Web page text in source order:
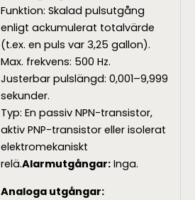
Funktion: Skalad pulsutgång
enligt ackumulerat totalvärde
(t.ex. en puls var 3,25 gallon).
Max. frekvens: 500 Hz.
Justerbar pulslängd: 0,001–9,999
sekunder.
Typ: En passiv NPN-transistor,
aktiv PNP-transistor eller isolerat
elektromekaniskt
relä.Alarmutgångar: Inga.
Analoga utgångar: